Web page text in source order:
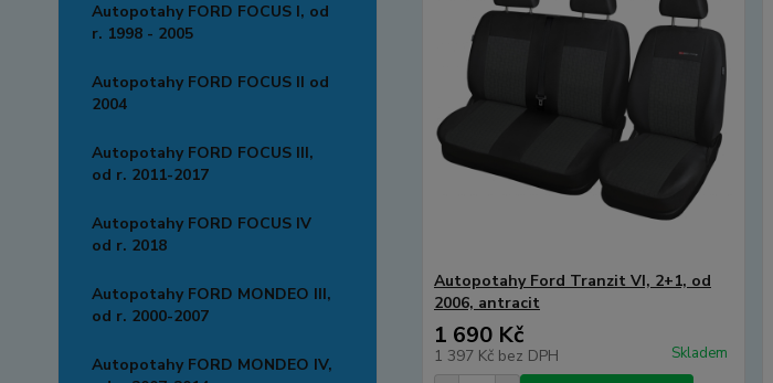
Autopotahy FORD FOCUS I, od
r. 1998 - 2005
Autopotahy FORD FOCUS II od
2004
Autopotahy FORD FOCUS III,
od r. 2011-2017
Autopotahy FORD FOCUS IV
od r. 2018
Autopotahy FORD MONDEO III,
od r. 2000-2007
Autopotahy FORD MONDEO IV,
Autopotahy Ford Tranzit VI, 2+1, od
2006, antracit
1 690 Kč
1 397 Kč bez DPH Skladem